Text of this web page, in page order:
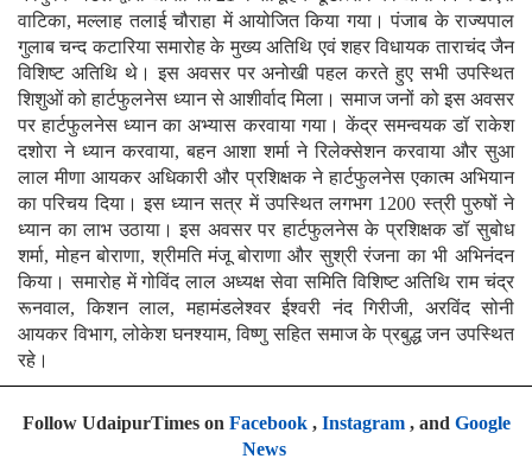
वाटिका, मल्लाह तलाई चौराहा में आयोजित किया गया। पंजाब के राज्यपाल
गुलाब चन्द कटारिया समारोह के मुख्य अतिथि एवं शहर विधायक ताराचंद जैन
विशिष्ट अतिथि थे। इस अवसर पर अनोखी पहल करते हुए सभी उपस्थित
शिशुओं को हार्टफुलनेस ध्यान से आशीर्वाद मिला। समाज जनों को इस अवसर
पर हार्टफुलनेस ध्यान का अभ्यास करवाया गया। केंद्र समन्वयक डॉ राकेश
दशोरा ने ध्यान करवाया, बहन आशा शर्मा ने रिलेक्सेशन करवाया और सुआ
लाल मीणा आयकर अधिकारी और प्रशिक्षक ने हार्टफुलनेस एकात्म अभियान
का परिचय दिया। इस ध्यान सत्र में उपस्थित लगभग 1200 स्त्री पुरुषों ने
ध्यान का लाभ उठाया। इस अवसर पर हार्टफुलनेस के प्रशिक्षक डॉ सुबोध
शर्मा, मोहन बोराणा, श्रीमति मंजू बोराणा और सुश्री रंजना का भी अभिनंदन
किया। समारोह में गोविंद लाल अध्यक्ष सेवा समिति विशिष्ट अतिथि राम चंद्र
रूनवाल, किशन लाल, महामंडलेश्वर ईश्वरी नंद गिरीजी, अरविंद सोनी
आयकर विभाग, लोकेश घनश्याम, विष्णु सहित समाज के प्रबुद्ध जन उपस्थित
रहे।
Follow UdaipurTimes on Facebook, Instagram, and Google
News